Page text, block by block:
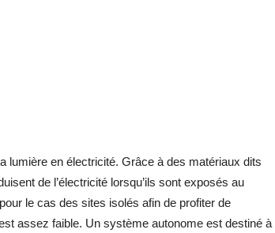
lumière en électricité. Grâce à des matériaux dits
de l’électricité lorsqu’ils sont exposés au
le cas des sites isolés afin de profiter de
assez faible. Un système autonome est destiné à